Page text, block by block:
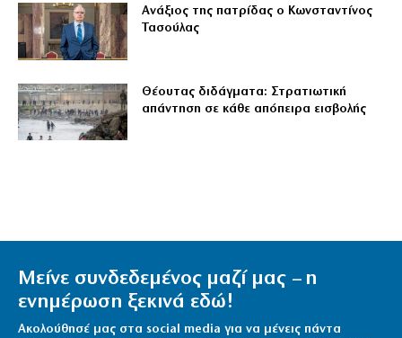
Ανάξιος της πατρίδας ο Κωνσταντίνος
Τασούλας
Θέουτας διδάγματα: Στρατιωτική
απάντηση σε κάθε απόπειρα εισβολής
Μείνε συνδεδεμένος μαζί μας – η
ενημέρωση ξεκινά εδώ!
Ακολούθησέ μας στα social media για να μένεις πάντα